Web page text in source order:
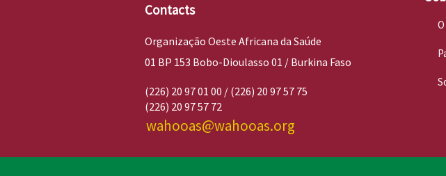
Contacts
Organização Oeste Africana da Saúde
01 BP 153 Bobo-Dioulasso 01 / Burkina Faso
(226) 20 97 01 00 / (226) 20 97 57 75
(226) 20 97 57 72
wahooas@wahooas.org